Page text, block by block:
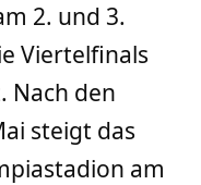
2. und 3.
Viertelfinals
Nach den
steigt das
am